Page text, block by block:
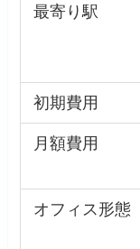
最寄り駅
初期費用
月額費用
オフィス形態